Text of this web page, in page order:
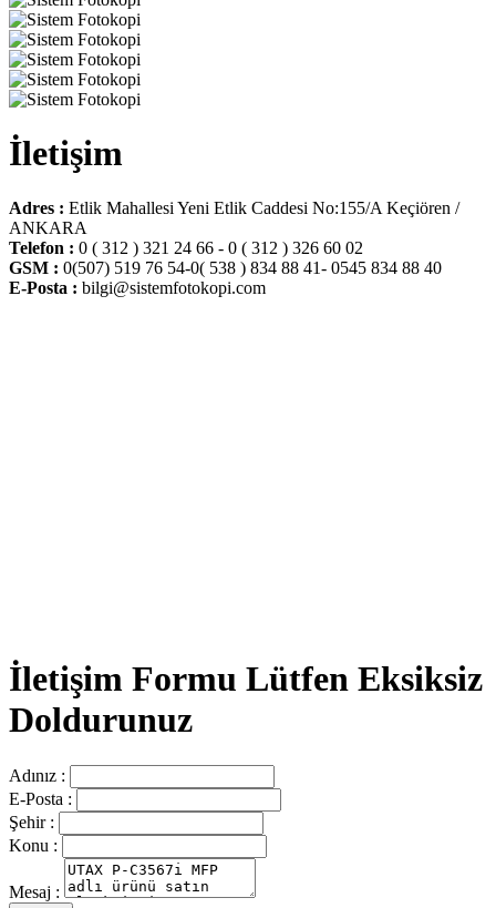
İletişim
Adres : Etlik Mahallesi Yeni Etlik Caddesi No:155/A Keçiören /
ANKARA
Telefon : 0 ( 312 ) 321 24 66 - 0 ( 312 ) 326 60 02
GSM : 0(507) 519 76 54-0( 538 ) 834 88 41- 0545 834 88 40
E-Posta : bilgi@sistemfotokopi.com
İletişim Formu Lütfen Eksiksiz
Doldurunuz
Adınız :
E-Posta :
Şehir :
Konu :
Mesaj :